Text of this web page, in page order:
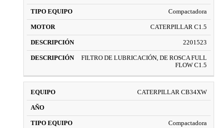
Compactadora
CATERPILLAR C1.5
2201523
FILTRO DE LUBRICACIÓN, DE ROSCA FULL
FLOW C1.5
CATERPILLAR CB34XW
Compactadora